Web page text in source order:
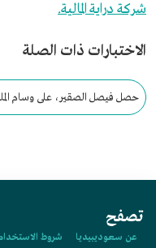
شركة دراية المالية.
الاختبارات ذات الصلة
حصل فيصل الصقير، على وسام
تصفح
عن سعوديبيديا شروط